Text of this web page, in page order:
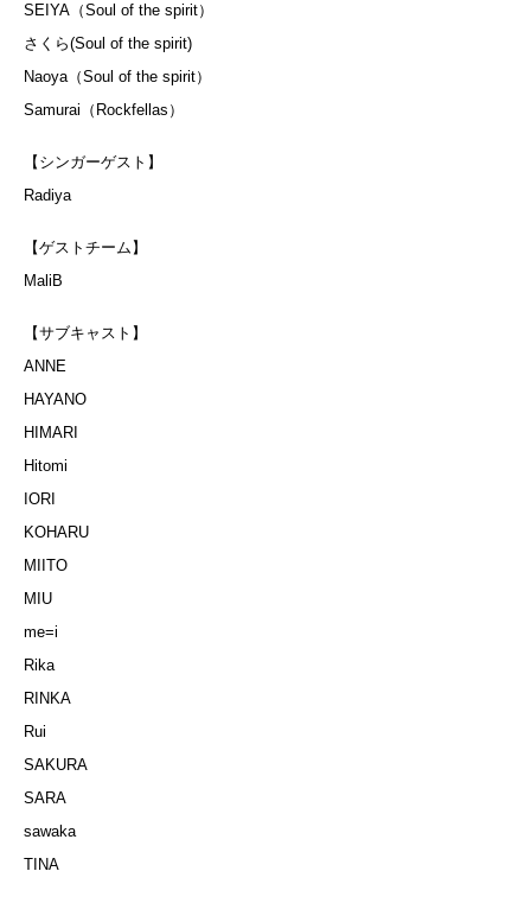
SEIYA（Soul of the spirit）
さくら(Soul of the spirit)
Naoya（Soul of the spirit）
Samurai（Rockfellas）
【シンガーゲスト】
Radiya
【ゲストチーム】
MaliB
【サブキャスト】
ANNE
HAYANO
HIMARI
Hitomi
IORI
KOHARU
MIITO
MIU
me=i
Rika
RINKA
Rui
SAKURA
SARA
sawaka
TINA